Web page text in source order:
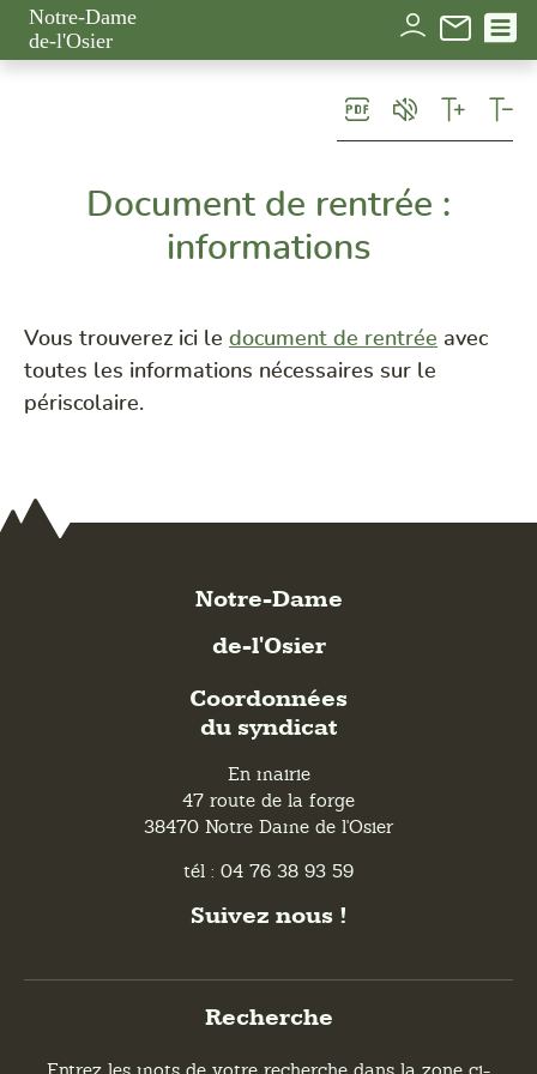
Notre-Dame
de-l'Osier
Document de rentrée :
informations
Vous trouverez ici le document de rentrée avec
toutes les informations nécessaires sur le
périscolaire.
Notre-Dame
de-l'Osier
Coordonnées
du syndicat
En mairie
47 route de la forge
38470 Notre Dame de l'Osier
tél : 04 76 38 93 59
Suivez nous !
Recherche
Panneau de gestion des cookies